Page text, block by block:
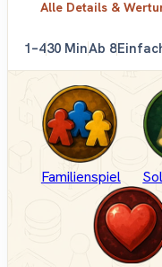
Alle Details &
1–430 MinAb 8
Familienspiel